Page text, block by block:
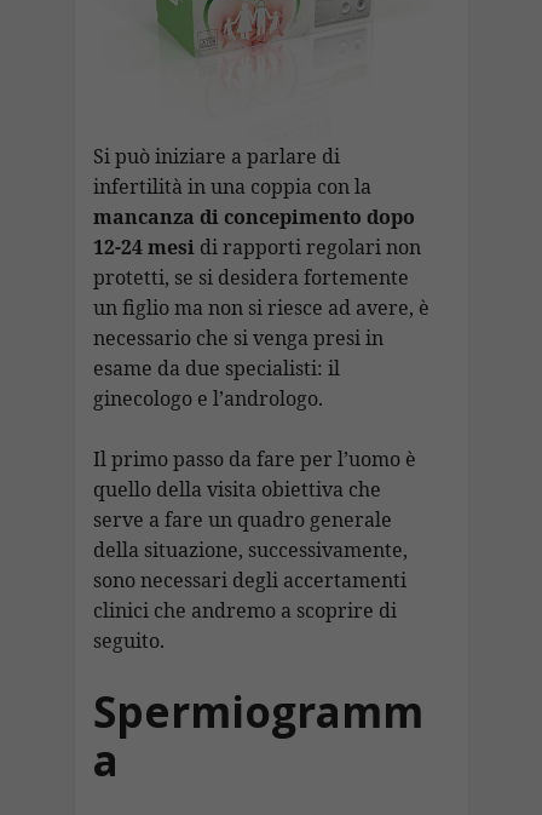
Si può iniziare a parlare di
infertilità in una coppia con la
mancanza di concepimento dopo
12-24 mesidi rapporti regolari non
protetti, se si desidera fortemente
un figlio ma non si riesce ad avere, è
necessario che si venga presi in
esame da due specialisti: il
ginecologo e l’andrologo.
Il primo passo da fare per l’uomo è
quello della visita obiettiva che
serve a fare un quadro generale
della situazione, successivamente,
sono necessari degli accertamenti
clinici che andremo a scoprire di
seguito.
Spermiogramm
a